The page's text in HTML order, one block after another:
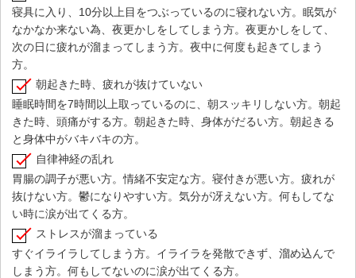
寝具に入り、10分以上目をつぶっているのに寝れない方。眠気が
なかなか来ない為、夜更かしをしてしまう方。夜更かしをして、
次の日に疲れが溜まってしまう方。夜中に何度も起きてしまう
方。
朝起きた時、疲れが抜けていない
睡眠時間を7時間以上取っているのに、朝スッキリしない方。朝起
きた時、頭痛がする方。朝起きた時、身体がだるい方。朝起きる
と身体中がバキバキの方。
自律神経の乱れ
胃腸の調子が悪い方。情緒不安定な方。寝付きが悪い方。疲れが
抜けない方。鬱になりやすい方。気分が冴えない方。何もしてな
い時に涙が出てくる方。
ストレスが溜まっている
すぐイライラしてしまう方。イライラを発散できず、溜め込んで
しまう方。何もしてないのに涙が出てくる方。